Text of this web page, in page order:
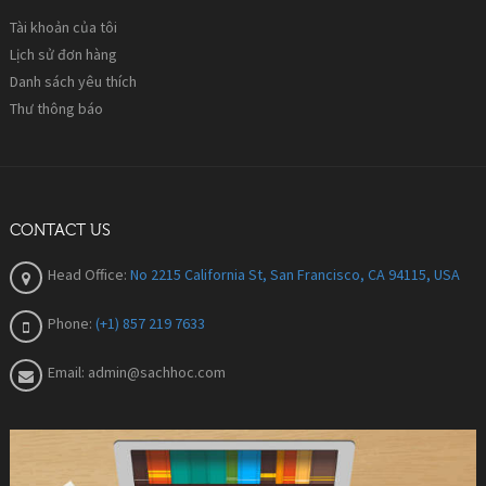
Tài khoản của tôi
Lịch sử đơn hàng
Danh sách yêu thích
Thư thông báo
CONTACT US
Head Office: No 2215 California St, San Francisco, CA 94115, USA
Phone: (+1) 857 219 7633
Email: admin@sachhoc.com